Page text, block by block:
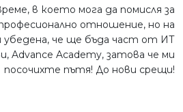
в което мога да помисля за
отношение, но на
че ще бъда част от ИТ
Advance Academy, затова че ми
посочихте пътя! До нови срещи!